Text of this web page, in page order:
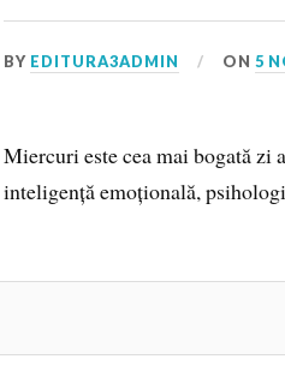
BY EDITURA3ADMIN ON5
Miercuri este cea mai bogată zi
inteligență emoțională,